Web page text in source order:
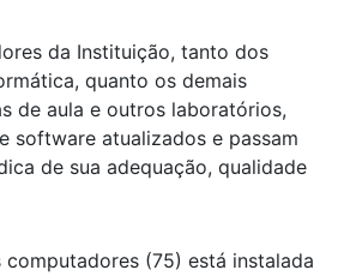
da Instituição, tanto dos
quanto os demais
de aula e outros laboratórios,
software atualizados e passam
de sua adequação, qualidade
computadores (75) está instalada